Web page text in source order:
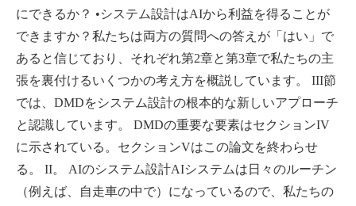
にできるか？ •システム設計はAIから利益を得ることが
できますか？私たちは両方の質問への答えが「はい」で
あると信じており、それぞれ第2章と第3章で私たちの主
張を裏付けるいくつかの考え方を概説しています。 III節
では、DMDをシステム設計の根本的な新しいアプローチ
と認識しています。 DMDの重要な要素はセクションIV
に示されている。セクションVはこの論文を終わらせ
る。 II。 AIのシステム設計AIシステムは日々のルーチン
（例えば、自走車の中で）になっているので、私たちの